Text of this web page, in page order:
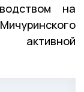
на
активной